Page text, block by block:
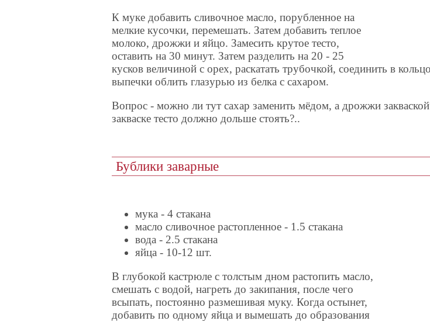
К муке добавить сливочное масло, порубленное на
мелкие кусочки, перемешать. Затем добавить теплое
молоко, дрожжи и яйцо. Замесить крутое тесто,
оставить на 30 минут. Затем разделить на 20 - 25
кусков величиной с орех, раскатать трубочкой, соединить в
выпечки облить глазурью из белка с сахаром.
Вопрос - можно ли тут сахар заменить мёдом, а дрожжи
закваске тесто должно дольше стоять?..
Бублики заварные
мука - 4 стакана
масло сливочное растопленное - 1.5 стакана
вода - 2.5 стакана
яйца - 10-12 шт.
В глубокой кастрюле с толстым дном растопить масло,
смешать с водой, нагреть до закипания, после чего
всыпать, постоянно размешивая муку. Когда остынет,
добавить по одному яйца и вымешать до образования